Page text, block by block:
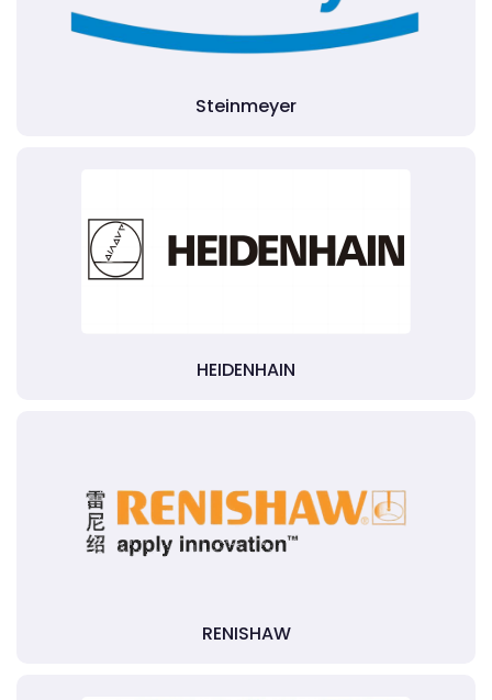
Steinmeyer
HEIDENHAIN
RENISHAW